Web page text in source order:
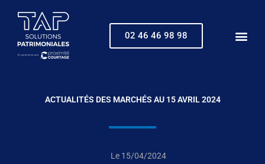
contenu
02 46 46 98 98
ACTUALITÉS DES MARCHÉS AU 15 AVRIL 2024
Le 15/04/2024